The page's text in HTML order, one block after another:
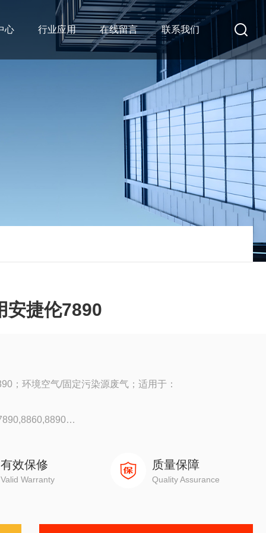
心 行业应用 在线留言 联系我们
安捷伦7890
；环境空气/固定污染源废气；适用于：
有效保修
Valid Warranty
质量保障
Quality Assurance